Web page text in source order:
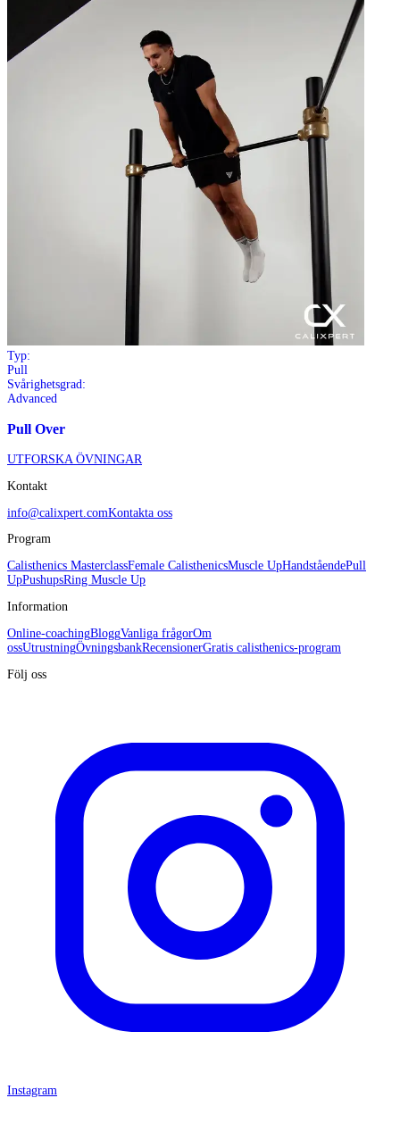
Typ:
Pull
Svårighetsgrad:
Advanced
Pull Over
UTFORSKA ÖVNINGAR
Kontakt
info@calixpert.comKontakta oss
Program
Calisthenics MasterclassFemale CalisthenicsMuscle UpHandståendePull
UpPushupsRing Muscle Up
Information
Online-coachingBloggVanliga frågorOm
ossUtrustningÖvningsbankRecensionerGratis calisthenics-program
Följ oss
Instagram